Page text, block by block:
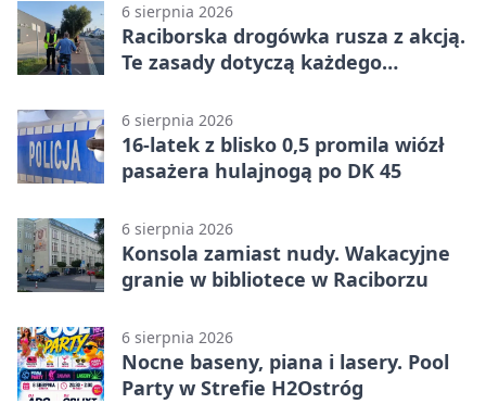
6 sierpnia 2026
Raciborska drogówka rusza z akcją.
Te zasady dotyczą każdego
6 sierpnia 2026
16-latek z blisko 0,5 promila wiózł
pasażera hulajnogą po DK 45
6 sierpnia 2026
Konsola zamiast nudy. Wakacyjne
granie w bibliotece w Raciborzu
6 sierpnia 2026
Nocne baseny, piana i lasery. Pool
Party w Strefie H2Ostróg